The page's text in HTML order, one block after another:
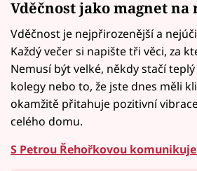
Vděčnost jako magnet na
Vděčnost je nejpřirozenější a
Každý večer si napište tři věci, za
Nemusí být velké, někdy stačí
kolegy nebo to, že jste dnes měli
okamžitě přitahuje pozitivní
celého domu.
S Petrou Řehořkovou